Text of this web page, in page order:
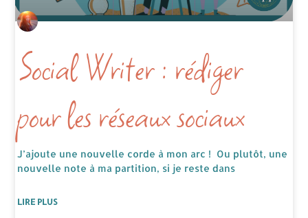
Social Writer : rédiger
pour les réseaux sociaux
J’ajoute une nouvelle corde à mon arc ! Ou plutôt, une
nouvelle note à ma partition, si je reste dans
LIRE PLUS